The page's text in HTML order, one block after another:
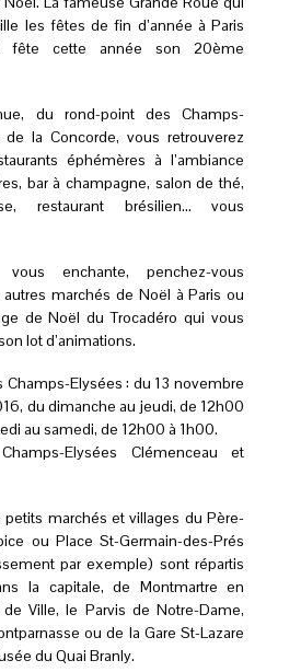
les fêtes de fin d’année à Paris
cette année son 20ème
du rond-point des Champs-
la Concorde, vous retrouverez
éphémères à l’ambiance
bar à champagne, salon de thé,
restaurant brésilien… vous
enchante, penchez-vous
marchés de Noël à Paris ou
de Noël du Trocadéro qui vous
lot d’animations.
Champs-Elysées : du 13 novembre
du dimanche au jeudi, de 12h00
au samedi, de 12h00 à 1h00.
Elysées Clémenceau et
petits marchés et villages du Père-
ou Place St-Germain-des-Prés
par exemple) sont répartis
la capitale, de Montmartre en
de Ville, le Parvis de Notre-Dame,
ou de la Gare St-Lazare
du Quai Branly.